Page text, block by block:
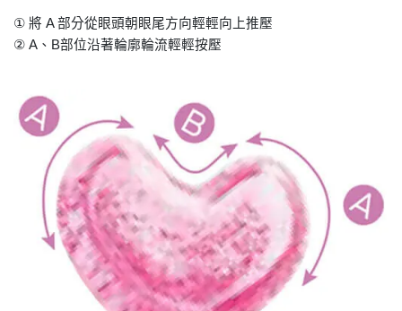
① 將 A部分從眼頭朝眼尾方向輕輕向上推壓
② A 、 B部位沿著輪廓輪流輕輕按壓